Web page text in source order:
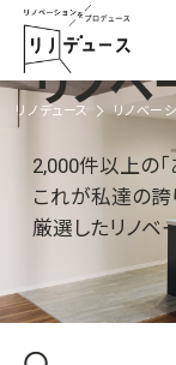
リノデュース リノベー
リノベ
2,000件以上の「
これが私達の誇
厳選したリノベ